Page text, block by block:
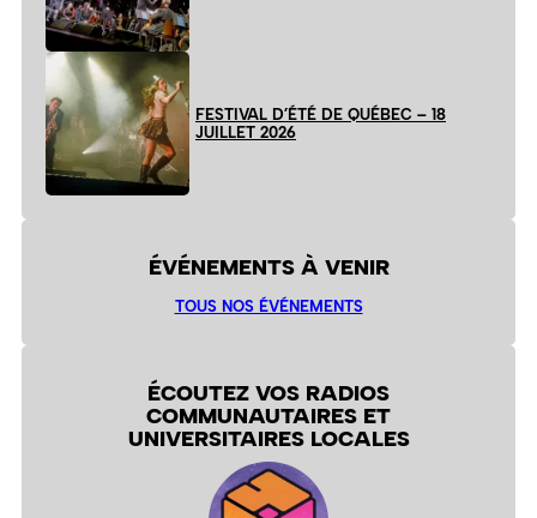
FESTIVAL D’ÉTÉ DE QUÉBEC – 18
JUILLET 2026
ÉVÉNEMENTS À VENIR
TOUS NOS ÉVÉNEMENTS
ÉCOUTEZ VOS RADIOS
COMMUNAUTAIRES ET
UNIVERSITAIRES LOCALES